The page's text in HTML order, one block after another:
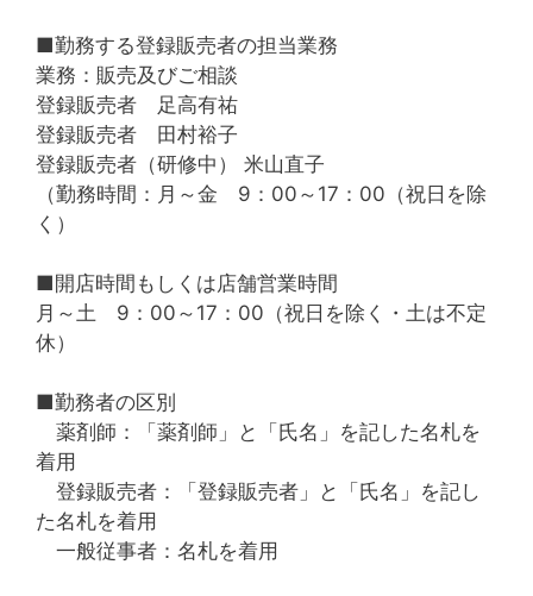
■勤務する登録販売者の担当業務
業務：販売及びご相談
登録販売者 足高有祐
登録販売者 田村裕子
登録販売者（研修中） 米山直子
（勤務時間：月～金 9：00～17：00（祝日を除
く）
■開店時間もしくは店舗営業時間
月～土 9：00～17：00（祝日を除く・土は不定
休）
■勤務者の区別
薬剤師：「薬剤師」と「氏名」を記した名札を
着用
登録販売者：「登録販売者」と「氏名」を記し
た名札を着用
一般従事者：名札を着用